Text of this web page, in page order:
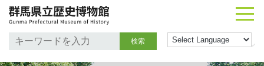
検索